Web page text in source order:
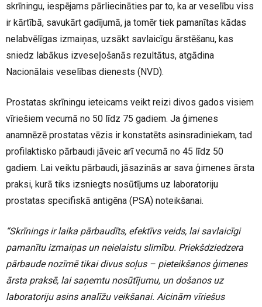
skrīningu, iespējams pārliecināties par to, ka ar veselību viss
ir kārtībā, savukārt gadījumā, ja tomēr tiek pamanītas kādas
nelabvēlīgas izmaiņas, uzsākt savlaicīgu ārstēšanu, kas
sniedz labākus izveseļošanās rezultātus, atgādina
Nacionālais veselības dienests (NVD).
Prostatas skrīningu ieteicams veikt reizi divos gados visiem
vīriešiem vecumā no 50 līdz 75 gadiem. Ja ģimenes
anamnēzē prostatas vēzis ir konstatēts asinsradiniekam, tad
profilaktisko pārbaudi jāveic arī vecumā no 45 līdz 50
gadiem. Lai veiktu pārbaudi, jāsazinās ar sava ģimenes ārsta
praksi, kurā tiks izsniegts nosūtījums uz laboratoriju
prostatas specifiskā antigēna (PSA) noteikšanai.
“Skrīnings ir laika pārbaudīts, efektīvs veids, lai savlaicīgi
pamanītu izmaiņas un neielaistu slimību. Priekšdziedzera
pārbaude nozīmē tikai divus soļus – pieteikšanos ģimenes
ārsta praksē, lai saņemtu nosūtījumu, un došanos uz
laboratoriju asins analīžu veikšanai. Aicinām vīriešus